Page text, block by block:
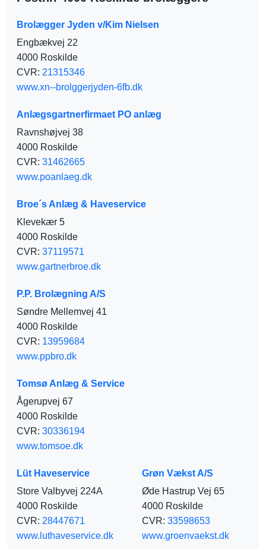
Brolægger Jyden v/Kim Nielsen
Engbækvej 22
4000 Roskilde
CVR: 21315346
www.xn--brolggerjyden-6fb.dk
Anlægsgartnerfirmaet PO anlæg
Ravnshøjvej 38
4000 Roskilde
CVR: 31462665
www.poanlaeg.dk
Broe´s Anlæg & Haveservice
Klevekær 5
4000 Roskilde
CVR: 37119571
www.gartnerbroe.dk
P.P. Brolægning A/S
Søndre Mellemvej 41
4000 Roskilde
CVR: 13959684
www.ppbro.dk
Tomsø Anlæg & Service
Ågerupvej 67
4000 Roskilde
CVR: 30336194
www.tomsoe.dk
Lüt Haveservice
Store Valbyvej 224A
4000 Roskilde
CVR: 28447671
www.luthaveservice.dk
Grøn Vækst A/S
Øde Hastrup Vej 65
4000 Roskilde
CVR: 33598653
www.groenvaekst.dk